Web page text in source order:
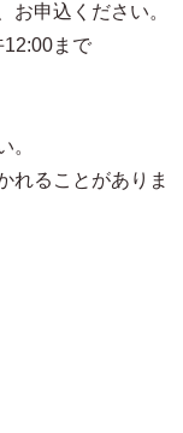
お申込ください。
まで
。
れることがありま